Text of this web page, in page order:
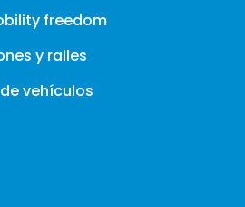
freedom
y railes
vehículos